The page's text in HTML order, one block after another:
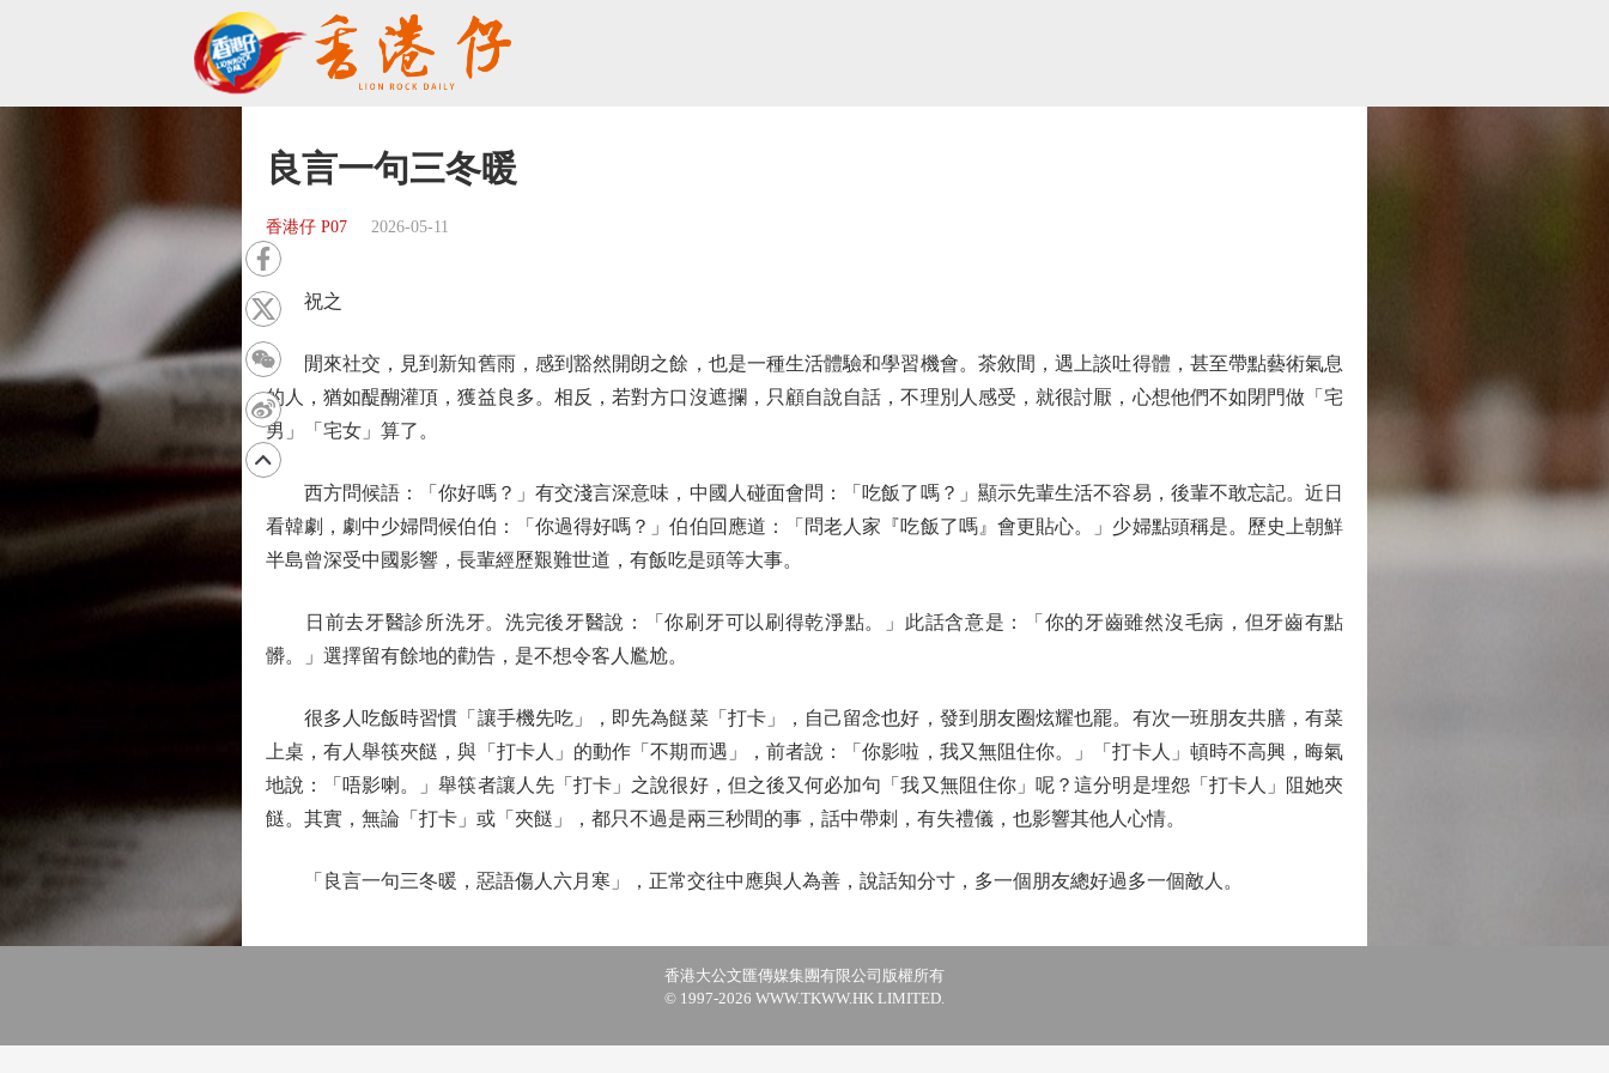
良言一句三冬暖
香港仔 P07 2026-05-11
祝之
閒來社交，見到新知舊雨，感到豁然開朗之餘，也是一種生活體驗和學習機會。茶敘間，遇上談吐得體，甚至帶點藝術氣息
的人，猶如醍醐灌頂，獲益良多。相反，若對方口沒遮攔，只顧自說自話，不理別人感受，就很討厭，心想他們不如閉門做「宅
男」「宅女」算了。
西方問候語：「你好嗎？」有交淺言深意味，中國人碰面會問：「吃飯了嗎？」顯示先輩生活不容易，後輩不敢忘記。近日
看韓劇，劇中少婦問候伯伯：「你過得好嗎？」伯伯回應道：「問老人家『吃飯了嗎』會更貼心。」少婦點頭稱是。歷史上朝鮮
半島曾深受中國影響，長輩經歷艱難世道，有飯吃是頭等大事。
日前去牙醫診所洗牙。洗完後牙醫說：「你刷牙可以刷得乾淨點。」此話含意是：「你的牙齒雖然沒毛病，但牙齒有點
髒。」選擇留有餘地的勸告，是不想令客人尷尬。
很多人吃飯時習慣「讓手機先吃」，即先為餸菜「打卡」，自己留念也好，發到朋友圈炫耀也罷。有次一班朋友共膳，有菜
上桌，有人舉筷夾餸，與「打卡人」的動作「不期而遇」，前者說：「你影啦，我又無阻住你。」「打卡人」頓時不高興，晦氣
地說：「唔影喇。」舉筷者讓人先「打卡」之說很好，但之後又何必加句「我又無阻住你」呢？這分明是埋怨「打卡人」阻她夾
餸。其實，無論「打卡」或「夾餸」，都只不過是兩三秒間的事，話中帶刺，有失禮儀，也影響其他人心情。
「良言一句三冬暖，惡語傷人六月寒」，正常交往中應與人為善，說話知分寸，多一個朋友總好過多一個敵人。
香港大公文匯傳媒集團有限公司版權所有
© 1997-2026 WWW.TKWW.HK LIMITED.